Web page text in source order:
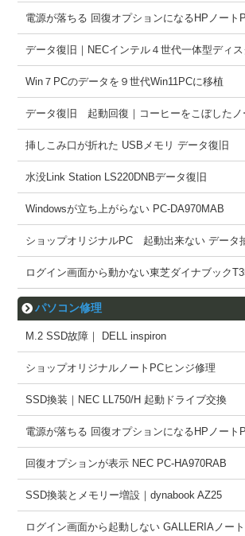
電源が落ちる 回復オプションになるHPノート
データ復旧｜NECインテル４世代一体型ディ
Win７PCのデータを９世代Win11PCに移植
データ復旧 起動回復｜コーヒーをこぼしたノ
挿しこみ口が折れた USBメモリ データ復旧
水没Link Station LS220DNBデータ復旧
Windowsが立ち上がらない PC-DA970MAB
ショップオリジナルPC 起動出来ない データ
ログイン画面から動かない東芝ダイナブック
パソコン修理
M.2 SSD故障｜ DELL inspiron
ショップオリジナルノートPCヒンジ修理
SSD換装｜NEC LL750/H 起動ドライブ交換
電源が落ちる 回復オプションになるHPノート
回復オプションが表示 NEC PC-HA970RAB
SSD換装とメモリー増設｜dynabook AZ25
ログイン画面から起動しない GALLERIAノー